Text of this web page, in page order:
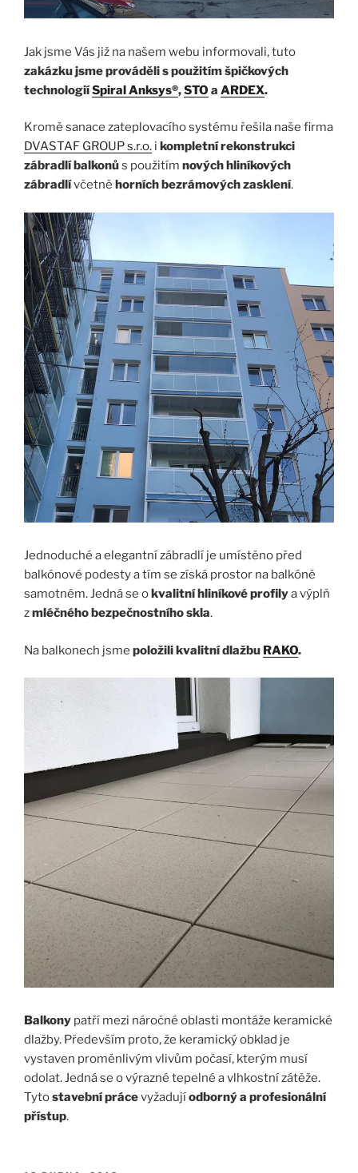
Jak jsme Vás již na našem webu informovali, tuto
zakázku jsme prováděli s použitím špičkových
technologiíSpiral Anksys®,STO a ARDEX.
Kromě sanace zateplovacího systému řešila naše firma
DVASTAF GROUP s.r.o. i kompletní rekonstrukci
zábradlí balkonůs použitím nových hliníkových
zábradlívčetně horních bezrámových zasklení.
Jednoduché a elegantní zábradlí je umístěno před
balkónové podesty a tím se získá prostor na balkóně
samotném. Jedná se okvalitní hliníkové profilya výplň
zmléčného bezpečnostního skla.
Na balkonech jsme položili kvalitní dlažbu RAKO.
Balkony patří mezi náročné oblasti montáže keramické
dlažby. Především proto, že keramický obklad je
vystaven proměnlivým vlivům počasí, kterým musí
odolat. Jedná se o výrazné tepelné a vlhkostní zátěže.
Tytostavební prácevyžadujíodborný a profesionální
přístup.